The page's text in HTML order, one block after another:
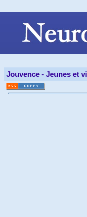
Jouvence - Jeunes et